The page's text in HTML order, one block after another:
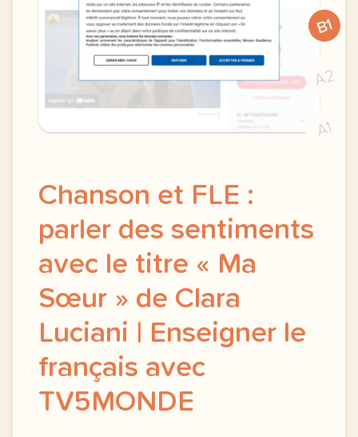
B1
A2
A1
Chanson et FLE :
parler des sentiments
avec le titre « Ma
Sœur » de Clara
Luciani | Enseigner le
français avec
TV5MONDE